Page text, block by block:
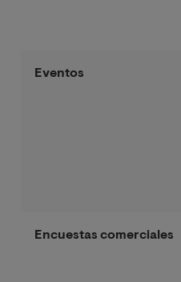
Eventos
Encuestas comerciales